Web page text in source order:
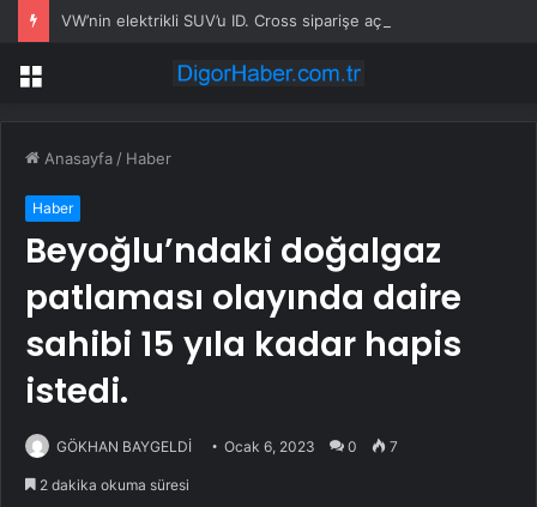
VW’nin elektrikli SUV’u ID. Cross siparişe açıldı
Menü
Anasayfa / Haber
Haber
Beyoğlu’ndaki doğalgaz
patlaması olayında daire
sahibi 15 yıla kadar hapis
istedi.
GÖKHAN BAYGELDİ Ocak 6, 2023 0 7
2 dakika okuma süresi